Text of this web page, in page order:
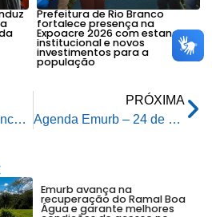
Prefeitura de Rio Branco
fortalece presença na
Expoacre 2026 com estande
institucional e novos
investimentos para a
população
Prefeitura de Rio Branco recebe homenagem inédita na categoria “Parceria de Excelência”
PRÓXIMA
Agenda Emurb – 24 de novembro de 2025
Emurb avança na
recuperação do Ramal Boa
Água e garante melhores